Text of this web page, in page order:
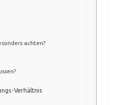
achten?
Verhältnis